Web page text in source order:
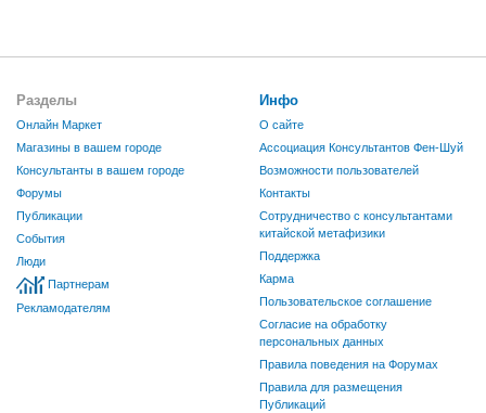
Разделы
Онлайн Маркет
Магазины в вашем городе
Консультанты в вашем городе
Форумы
Публикации
События
Люди
Партнерам
Рекламодателям
Инфо
О сайте
Ассоциация Консультантов Фен-Шуй
Возможности пользователей
Контакты
Сотрудничество с консультантами
китайской метафизики
Поддержка
Карма
Пользовательское соглашение
Согласие на обработку
персональных данных
Правила поведения на Форумах
Правила для размещения
Публикаций